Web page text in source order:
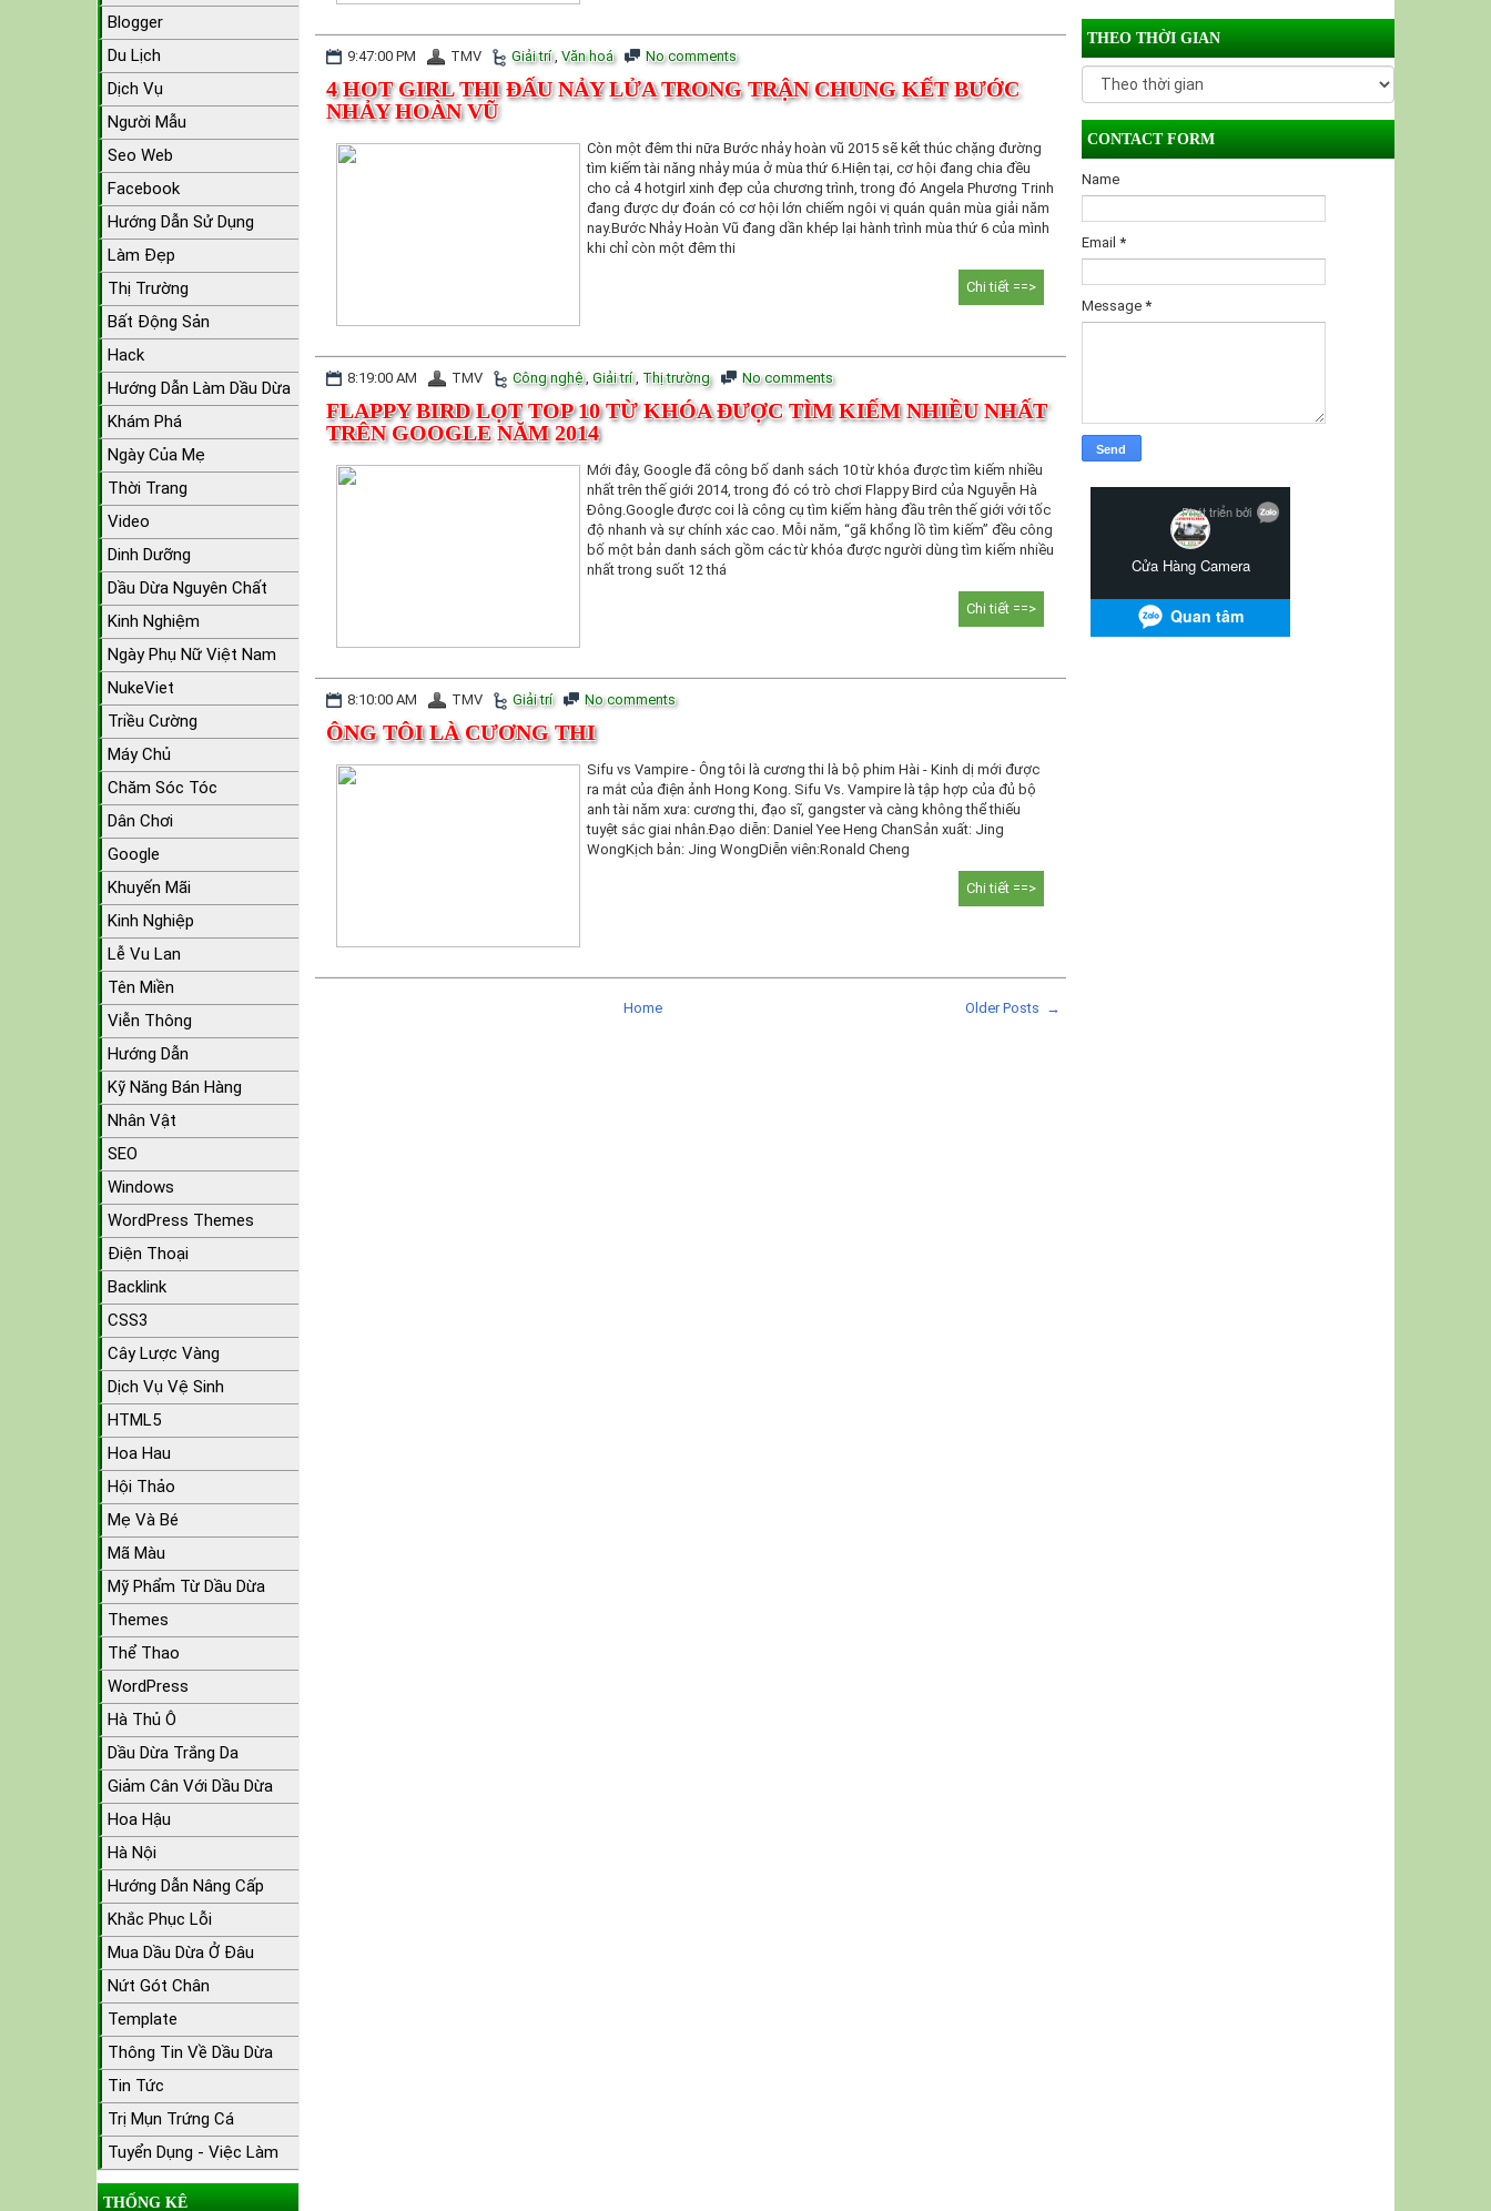
9:47:00 PM TMV Giải trí ,Văn hoá No comments
4 HOT GIRL THI ĐẤU NẢY LỬA TRONG TRẬN CHUNG KẾT BƯỚC
NHẢY HOÀN VŨ
Còn một đêm thi nữa Bước nhảy hoàn vũ 2015 sẽ kết thúc chặng đường
tìm kiếm tài năng nhảy múa ở mùa thứ 6.Hiện tại, cơ hội đang chia đều
cho cả 4 hotgirl xinh đẹp của chương trình, trong đó Angela Phương Trinh
đang được dự đoán có cơ hội lớn chiếm ngôi vị quán quân mùa giải năm
nay.Bước Nhảy Hoàn Vũ đang dần khép lại hành trình mùa thứ 6 của mình
khi chỉ còn một đêm thi
Chi tiết ==>
8:19:00 AM TMV Công nghệ ,Giải trí Thị trường No comments
FLAPPY BIRD LỌT TOP 10 TỪ KHÓA ĐƯỢC TÌM KIẾM NHIỀU NHẤT
TRÊN GOOGLE NĂM 2014
Mới đây, Google đã công bố danh sách 10 từ khóa được tìm kiếm nhiều
nhất trên thế giới 2014, trong đó có trò chơi Flappy Bird của Nguyễn Hà
Đông.Google được coi là công cụ tìm kiếm hàng đầu trên thế giới với tốc
độ nhanh và sự chính xác cao. Mỗi năm, “gã khổng lồ tìm kiếm” đều công
bố một bản danh sách gồm các từ khóa được người dùng tìm kiếm nhiều
nhất trong suốt 12 thá
Chi tiết ==>
8:10:00 AM TMV Giải trí No comments
ÔNG TÔI LÀ CƯƠNG THI
Sifu vs Vampire - Ông tôi là cương thi là bộ phim Hài - Kinh dị mới được
ra mắt của điện ảnh Hong Kong. Sifu Vs. Vampire là tập hợp của đủ bộ
anh tài năm xưa: cương thi, đạo sĩ, gangster và càng không thể thiếu
tuyệt sắc giai nhân.Đạo diễn: Daniel Yee Heng ChanSản xuất: Jing
WongKịch bản: Jing WongDiễn viên:Ronald Cheng
Chi tiết ==>
Older Posts →
Home
Blogger
Du Lịch
Dịch Vụ
Người Mẫu
Seo Web
Facebook
Hướng Dẫn Sử Dụng
Làm Đẹp
Thị Trường
Bất Động Sản
Hack
Hướng Dẫn Làm Dầu Dừa
Khám Phá
Ngày Của Mẹ
Thời Trang
Video
Dinh Dưỡng
Dầu Dừa Nguyên Chất
Kinh Nghiệm
Ngày Phụ Nữ Việt Nam
NukeViet
Triều Cường
Máy Chủ
Chăm Sóc Tóc
Dân Chơi
Google
Khuyến Mãi
Kinh Nghiệp
Lễ Vu Lan
Tên Miền
Viễn Thông
Hướng Dẫn
Kỹ Năng Bán Hàng
Nhân Vật
SEO
Windows
WordPress Themes
Điện Thoại
Backlink
CSS3
Cây Lược Vàng
Dịch Vụ Vệ Sinh
HTML5
Hoa Hau
Hội Thảo
Mẹ Và Bé
Mã Màu
Mỹ Phẩm Từ Dầu Dừa
Themes
Thể Thao
WordPress
Hà Thủ Ô
Dầu Dừa Trắng Da
Giảm Cân Với Dầu Dừa
Hoa Hậu
Hà Nội
Hướng Dẫn Nâng Cấp
Khắc Phục Lỗi
Mua Dầu Dừa Ở Đâu
Nứt Gót Chân
Template
Thông Tin Về Dầu Dừa
Tin Tức
Trị Mụn Trứng Cá
Tuyển Dụng - Việc Làm
THỐNG KÊ
THEO THỜI GIAN
CONTACT FORM
Name
Email *
Message *